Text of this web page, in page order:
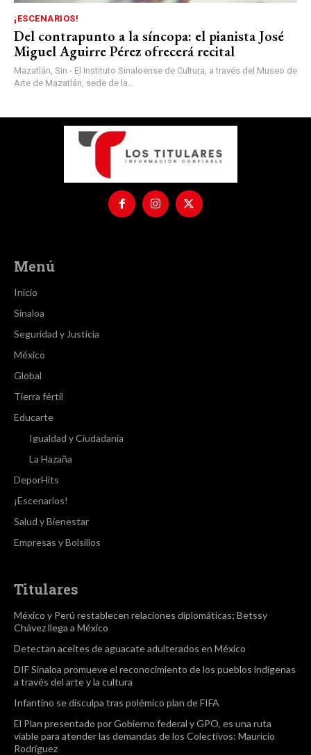
¡ESCENARIOS!
Del contrapunto a la síncopa: el pianista José
Miguel Aguirre Pérez ofrecerá recital
Mazatlán, Sin.- El Instituto Sinaloense de Cultura, a través del Museo de
Arte de Mazatlán, sede de la...
Menú
Inicio
Sinaloa
Seguridad y Justicia
México
Global
Tierra fértil
Educarte
Igualdad y Ciudadanía
La Hazaña
DeporHits
¡Escenarios!
Salud y Bienestar
Empresas y Bolsillos
Titulares
México y Perú restablecen relaciones diplomáticas; Betssy
Chávez llega a México
Detectan aceites de aguacate adulterados en México
DIF Sinaloa promueve el reconocimiento de los pueblos indígenas
a través del arte y la cultura
Infantino se disculpa tras polémico plan de FIFA
El Plan presentado por Gobierno federal y GPO, es una ruta
viable para atender las demandas de los Colectivos: Mauricio
Rodríguez